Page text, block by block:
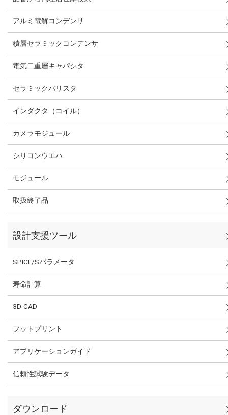
アルミ電解コンデンサ
積層セラミックコンデンサ
電気二重層キャパシタ
セラミックバリスタ
インダクタ（コイル）
カメラモジュール
シリコンウエハ
モジュール
取扱終了品
設計支援ツール
SPICE/Sパラメータ
寿命計算
3D-CAD
フットプリント
アプリケーションガイド
信頼性試験データ
ダウンロード